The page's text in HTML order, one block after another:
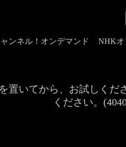
ンネル！オンデマンド NHKオ
置いてから、お試しく
ください。